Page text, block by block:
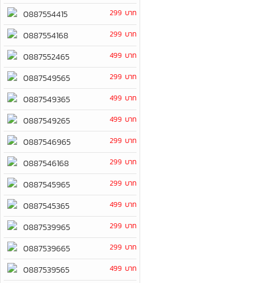
0887554415 299 บาท
0887554168 299 บาท
0887552465 499 บาท
0887549565 299 บาท
0887549365 499 บาท
0887549265 499 บาท
0887546965 299 บาท
0887546168 299 บาท
0887545965 299 บาท
0887545365 499 บาท
0887539965 299 บาท
0887539665 299 บาท
0887539565 499 บาท